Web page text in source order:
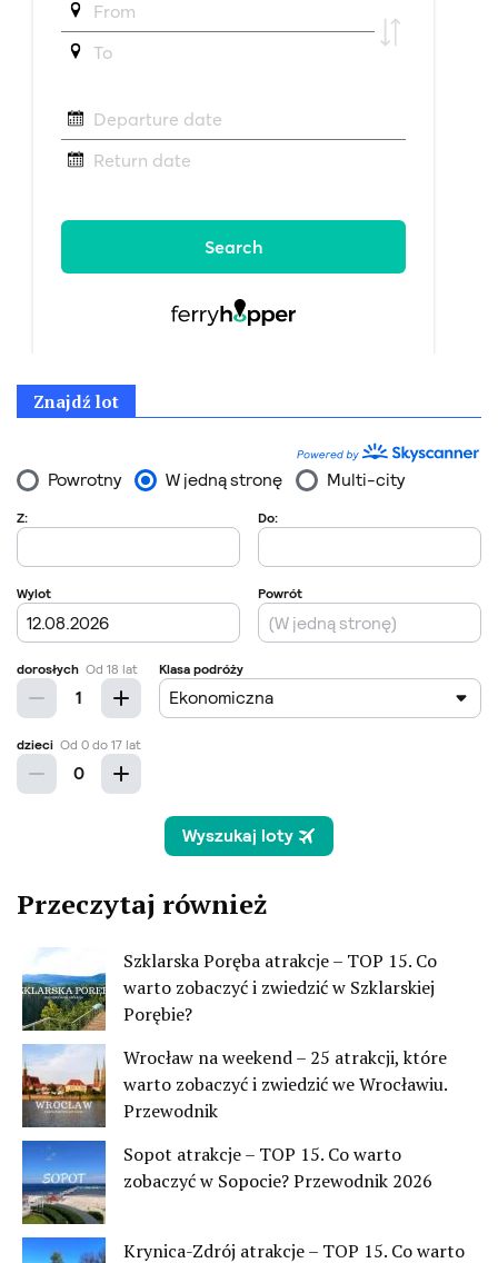
Znajdź lot
Przeczytaj również
Szklarska Poręba atrakcje – TOP 15. Co
warto zobaczyć i zwiedzić w Szklarskiej
Porębie?
Wrocław na weekend – 25 atrakcji, które
warto zobaczyć i zwiedzić we Wrocławiu.
Przewodnik
Sopot atrakcje – TOP 15. Co warto
zobaczyć w Sopocie? Przewodnik 2026
Krynica-Zdrój atrakcje – TOP 15. Co warto